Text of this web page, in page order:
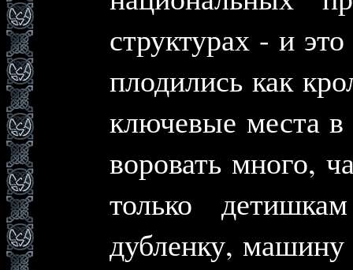
структурах - и
плодились как
ключевые места в
воровать много,
только
дубленку,